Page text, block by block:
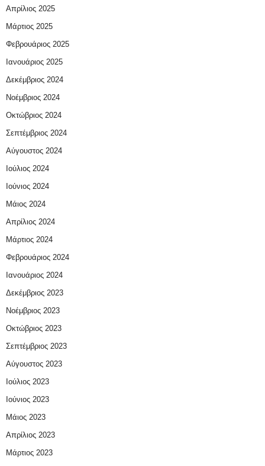
Απρίλιος 2025
Μάρτιος 2025
Φεβρουάριος 2025
Ιανουάριος 2025
Δεκέμβριος 2024
Νοέμβριος 2024
Οκτώβριος 2024
Σεπτέμβριος 2024
Αύγουστος 2024
Ιούλιος 2024
Ιούνιος 2024
Μάιος 2024
Απρίλιος 2024
Μάρτιος 2024
Φεβρουάριος 2024
Ιανουάριος 2024
Δεκέμβριος 2023
Νοέμβριος 2023
Οκτώβριος 2023
Σεπτέμβριος 2023
Αύγουστος 2023
Ιούλιος 2023
Ιούνιος 2023
Μάιος 2023
Απρίλιος 2023
Μάρτιος 2023